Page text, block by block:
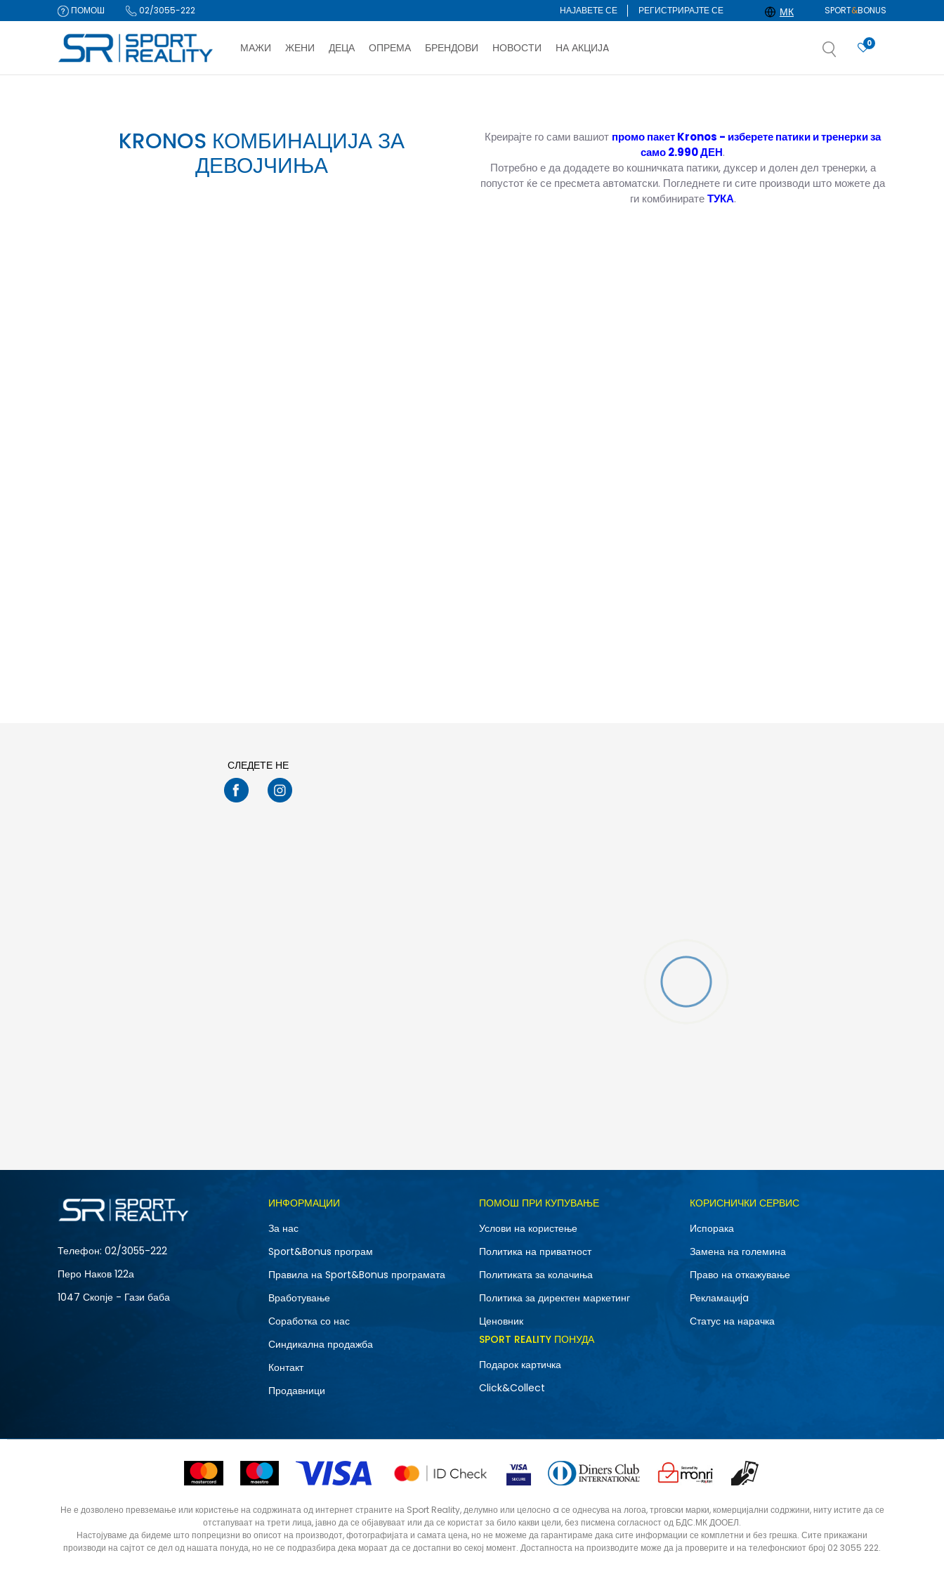
ПОМОШ 02/3055-222 SPORT&BONUS
НАЈАВЕТЕ СЕ РЕГИСТРИРАЈТЕ СЕ МК
МАЖИ ЖЕНИ ДЕЦА ОПРЕМА БРЕНДОВИ НОВОСТИ НА АКЦИЈA 0
ДОЗНАЈ ПОВЕЌЕ
KRONOS КОМБИНАЦИЈА ЗА
ДЕВОЈЧИЊА
Креирајте го сами вашиот промо пакет Kronos - изберете патики и тренерки за
само 2.990 ДЕН.
Потребно е да додадете во кошничката патики, дуксер и долен дел тренерки, а
попустот ќе се пресмета автоматски. Погледнете ги сите производи што можете да
ги комбиниратеТУКА.
СЛЕДЕТЕ НЕ
Телефон: 02/3055-222
Перо Наков 122а
1047 Скопје - Гази баба
ИНФОРМАЦИИ
За нас
Sport&Bonus програм
Правила на Sport&Bonus програмата
Вработување
Соработка со нас
Синдикална продажба
Контакт
Продавници
ПОМОШ ПРИ КУПУВАЊЕ
Услови на користење
Политика на приватност
Политиката за колачиња
Политика за директен маркетинг
Ценовник
КОРИСНИЧКИ СЕРВИС
Испорака
Замена на големина
Право на откажување
Рекламациja
Статус на нарачка
SPORT REALITY ПОНУДА
Подарок картичка
Click&Collect
Не е дозволено превземање или користење на содржината од интернет страните на Sport Reality, делумно или целосно a се однесува на логоа, трговски марки, комерцијални содржини, ниту истите да се
отстапуваат на трети лица, јавно да се објавуваат или да се користат за било какви цели, без писмена согласност од БДС.МК ДООЕЛ.
Настојуваме да бидеме што попрецизни во описот на производот, фотографијата и самата цена, но не можеме да гарантираме дака сите информации се комплетни и без грешка. Сите прикажани
производи на сајтот се дел од нашата понуда, но не се подразбира дека мораат да се достапни во секој момент. Достапноста на производите може да ја проверите и на телефонскиот број 02 3055 222.